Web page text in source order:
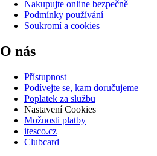
Nakupujte online bezpečně
Podmínky používání
Soukromí a cookies
O nás
Přístupnost
Podívejte se, kam doručujeme
Poplatek za službu
Nastavení Cookies
Možnosti platby
itesco.cz
Clubcard